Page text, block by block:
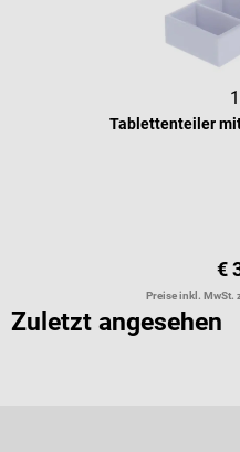
Tablettenteiler
€
Preise inkl. MwSt.
Zuletzt angesehen